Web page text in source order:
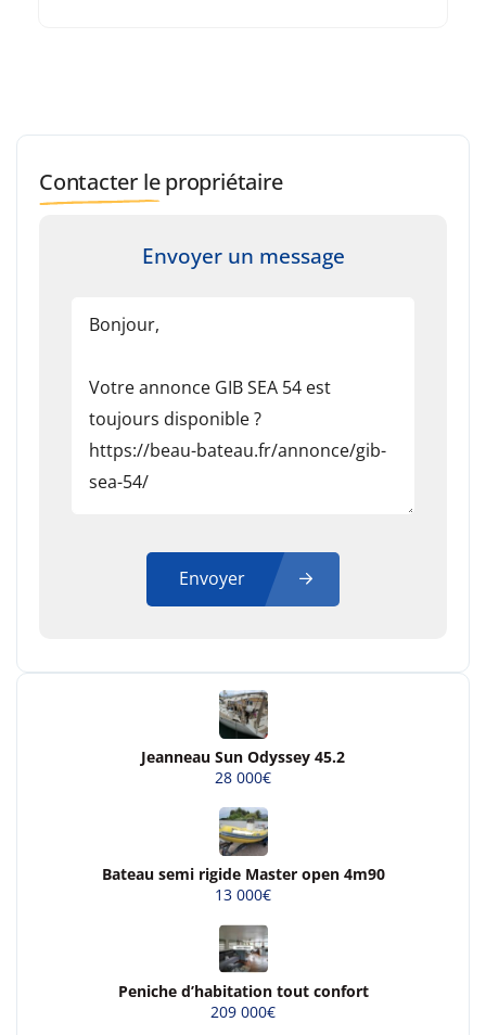
Contacter le propriétaire
Envoyer un message
Envoyer
Jeanneau Sun Odyssey 45.2
28 000€
Bateau semi rigide Master open 4m90
13 000€
Peniche d’habitation tout confort
209 000€